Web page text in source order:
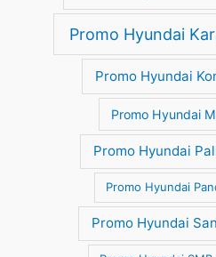
Promo Hyundai
Promo Hyundai
Promo Hyundai
Promo Hyundai
Promo Hyundai
Promo Hyundai